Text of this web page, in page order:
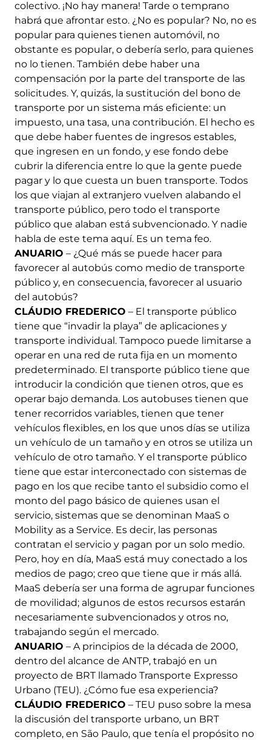
colectivo. ¡No hay manera! Tarde o temprano
habrá que afrontar esto. ¿No es popular? No, no es
popular para quienes tienen automóvil, no
obstante es popular, o debería serlo, para quienes
no lo tienen. También debe haber una
compensación por la parte del transporte de las
solicitudes. Y, quizás, la sustitución del bono de
transporte por un sistema más eficiente: un
impuesto, una tasa, una contribución. El hecho es
que debe haber fuentes de ingresos estables,
que ingresen en un fondo, y ese fondo debe
cubrir la diferencia entre lo que la gente puede
pagar y lo que cuesta un buen transporte. Todos
los que viajan al extranjero vuelven alabando el
transporte público, pero todo el transporte
público que alaban está subvencionado. Y nadie
habla de este tema aquí. Es un tema feo.
ANUARIO – ¿Qué más se puede hacer para
favorecer al autobús como medio de transporte
público y, en consecuencia, favorecer al usuario
del autobús?
CLÁUDIO FREDERICO – El transporte público
tiene que “invadir la playa” de aplicaciones y
transporte individual. Tampoco puede limitarse a
operar en una red de ruta fija en un momento
predeterminado. El transporte público tiene que
introducir la condición que tienen otros, que es
operar bajo demanda. Los autobuses tienen que
tener recorridos variables, tienen que tener
vehículos flexibles, en los que unos días se utiliza
un vehículo de un tamaño y en otros se utiliza un
vehículo de otro tamaño. Y el transporte público
tiene que estar interconectado con sistemas de
pago en los que recibe tanto el subsidio como el
monto del pago básico de quienes usan el
servicio, sistemas que se denominan MaaS o
Mobility as a Service. Es decir, las personas
contratan el servicio y pagan por un solo medio.
Pero, hoy en día, MaaS está muy conectado a los
medios de pago; creo que tiene que ir más allá.
MaaS debería ser una forma de agrupar funciones
de movilidad; algunos de estos recursos estarán
necesariamente subvencionados y otros no,
trabajando según el mercado.
ANUARIO – A principios de la década de 2000,
dentro del alcance de ANTP, trabajó en un
proyecto de BRT llamado Transporte Expresso
Urbano (TEU). ¿Cómo fue esa experiencia?
CLÁUDIO FREDERICO – TEU puso sobre la mesa
la discusión del transporte urbano, un BRT
completo, en São Paulo, que tenía el propósito no